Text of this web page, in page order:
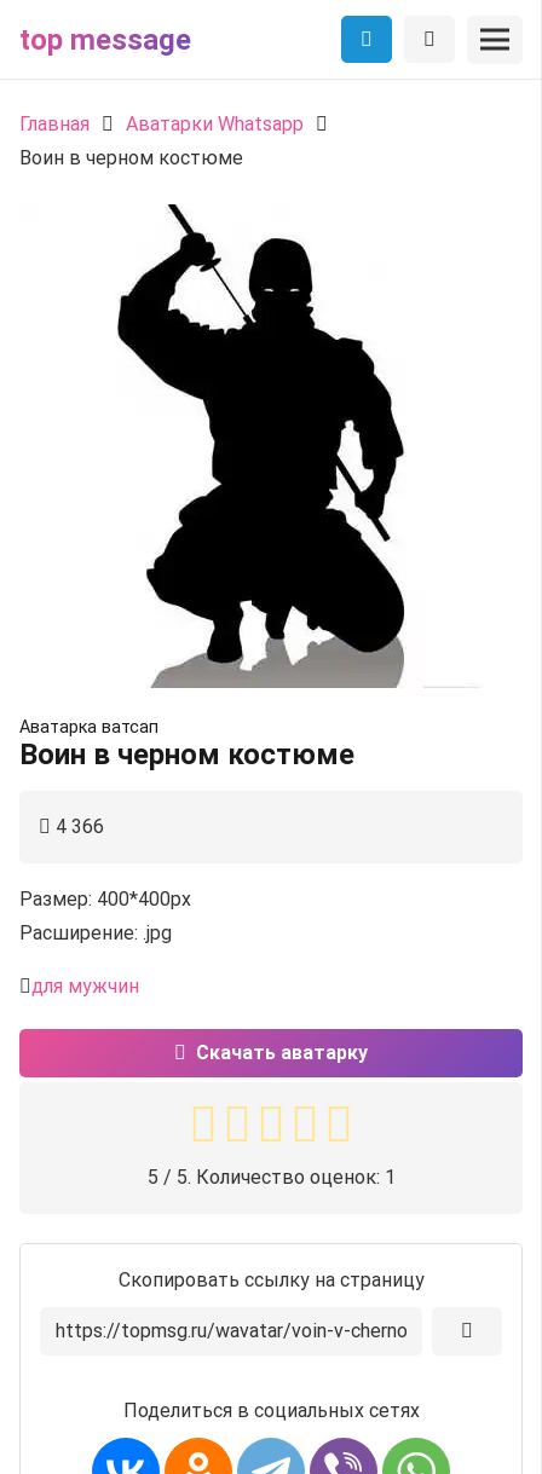
top message
Главная
Аватарки Whatsapp
Воин в черном костюме
Аватарка ватсап
Воин в черном костюме
4 366
Размер: 400*400px
Расширение: .jpg
для мужчин
Скачать аватарку
5 / 5. Количество оценок: 1
Скопировать ссылку на страницу
Поделиться в социальных сетях